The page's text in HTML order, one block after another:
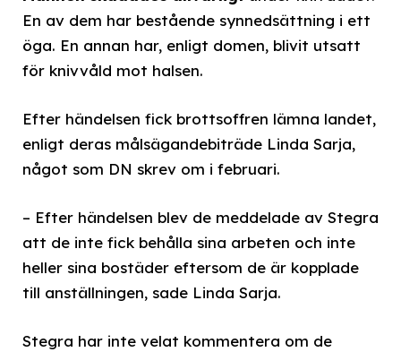
En av dem har bestående synnedsättning i ett
öga. En annan har, enligt domen, blivit utsatt
för knivvåld mot halsen.
Efter händelsen fick brottsoffren lämna landet,
enligt deras målsägandebiträde Linda Sarja,
något som DN skrev om i februari.
– Efter händelsen blev de meddelade av Stegra
att de inte fick behålla sina arbeten och inte
heller sina bostäder eftersom de är kopplade
till anställningen, sade Linda Sarja.
Stegra har inte velat kommentera om de